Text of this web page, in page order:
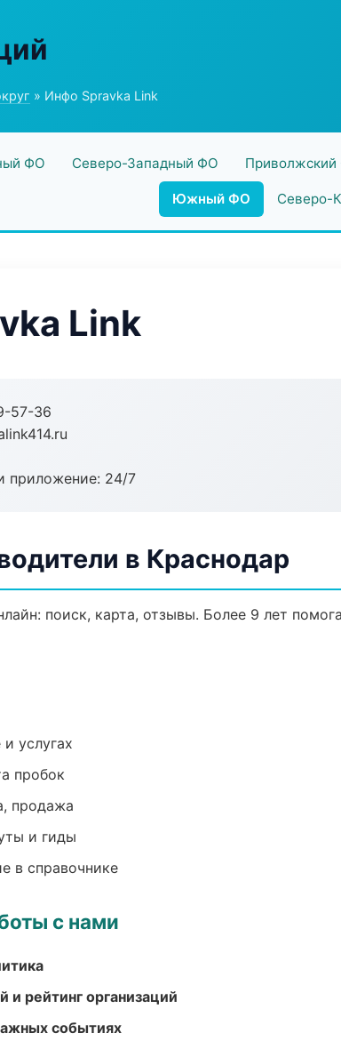
» Инфо Spravka Link
ФО Северо-Западный ФО
Южный ФО Северо-
Link
57-36
приложение: 24/7
в Краснодар
поиск, карта, отзывы. Более 9 лет
услугах
пробок
продажа
и гиды
в справочнике
с нами
и рейтинг организаций
событиях